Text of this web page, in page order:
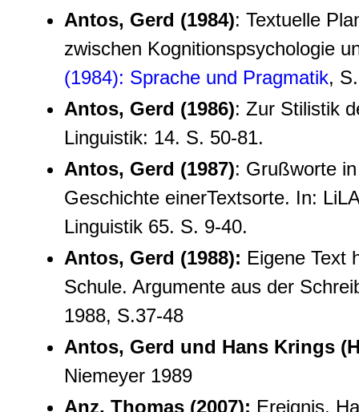
Antos, Gerd (1984): Textuelle
zwischen Kognitionspsychologie
(1984): Sprache und Pragmatik,
Antos, Gerd (1986): Zur Stilistik
Linguistik: 14. S. 50-81.
Antos, Gerd (1987): Grußworte
Geschichte einerTextsorte. In:
Linguistik 65. S. 9-40.
Antos, Gerd (1988): Eigene Text
Schule. Argumente aus der
1988, S.37-48
Antos, Gerd und Hans Krings
Niemeyer 1989
Anz, Thomas (2007): Ereignis,